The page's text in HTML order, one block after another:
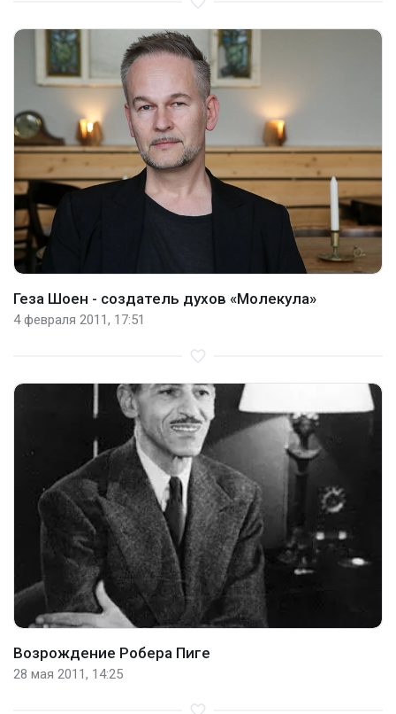
Геза Шоен - создатель духов «Молекула»
4 февраля 2011, 17:51
Возрождение Робера Пиге
28 мая 2011, 14:25